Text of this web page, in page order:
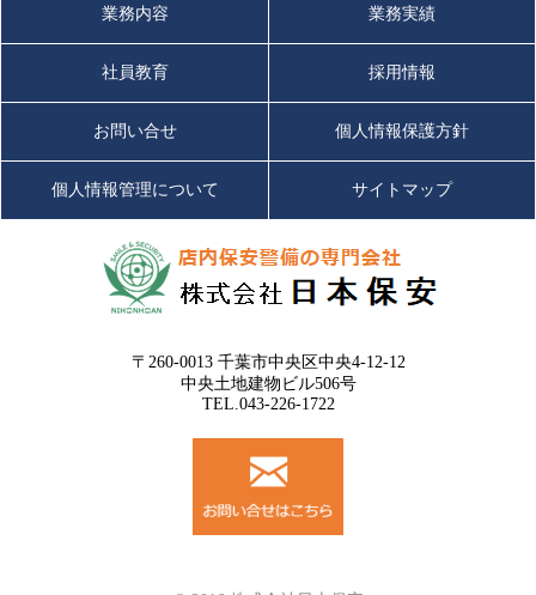
業務内容 業務実績
社員教育 採用情報
お問い合せ 個人情報保護方針
個人情報管理について サイトマップ
〒260-0013 千葉市中央区中央4-12-12
中央土地建物ビル506号
TEL.043-226-1722